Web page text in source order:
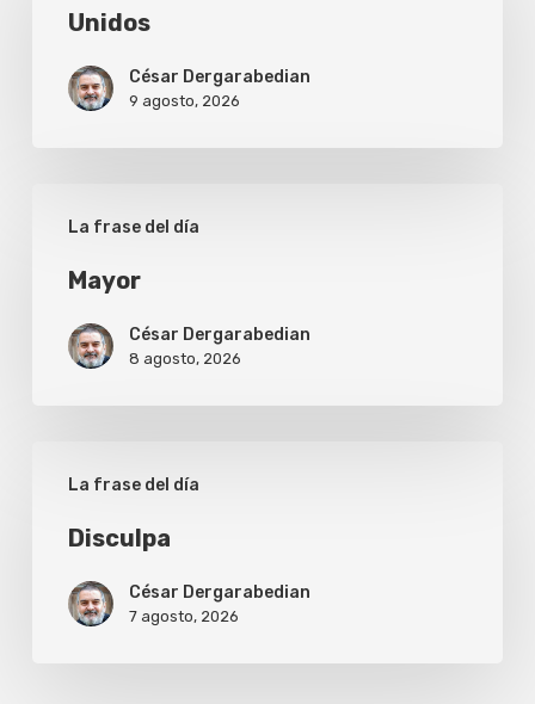
Unidos
César Dergarabedian
9 agosto, 2026
La frase del día
Mayor
César Dergarabedian
8 agosto, 2026
La frase del día
Disculpa
César Dergarabedian
7 agosto, 2026